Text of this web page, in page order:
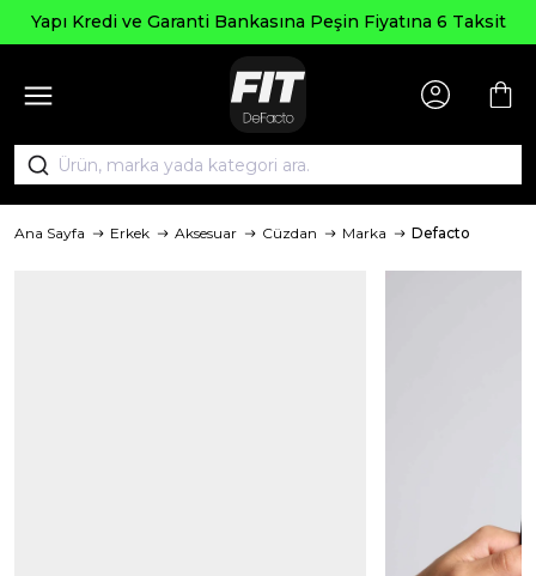
Kredi ve Garanti Bankasına Peşin Fiyatına 6 Taksit
Ana Sayfa Erkek Aksesuar Cüzdan Marka Defacto